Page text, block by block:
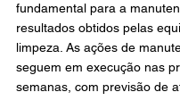
fundamental para a
resultados obtidos pelas
limpeza. As ações de
seguem em execução nas
semanas, com previsão de